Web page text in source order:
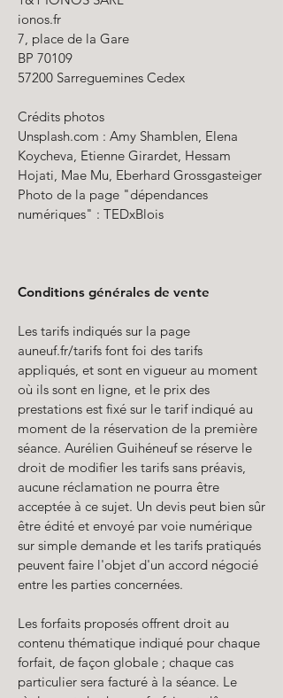
ionos.fr
7, place de la Gare
BP 70109
57200 Sarreguemines Cedex
Crédits photos
Unsplash.com : Amy Shamblen, Elena
Koycheva, Etienne Girardet, Hessam
Hojati, Mae Mu, Eberhard Grossgasteiger​
Photo de la page "dépendances
numériques" : TEDxBlois
Conditions générales de vente
Les tarifs indiqués sur la page
auneuf.fr/tarifs font foi des tarifs
appliqués, et sont en vigueur au moment
où ils sont en ligne, et le prix des
prestations est fixé sur le tarif indiqué au
moment de la réservation de la première
séance. Aurélien Guihéneuf se réserve le
droit de modifier les tarifs sans préavis,
aucune réclamation ne pourra être
acceptée à ce sujet. Un devis peut bien sûr
être édité et envoyé par voie numérique
sur simple demande et les tarifs pratiqués
peuvent faire l'objet d'un accord négocié
entre les parties concernées.
Les forfaits proposés offrent droit au
contenu thématique indiqué pour chaque
forfait, de façon globale ; chaque cas
particulier sera facturé à la séance. Le